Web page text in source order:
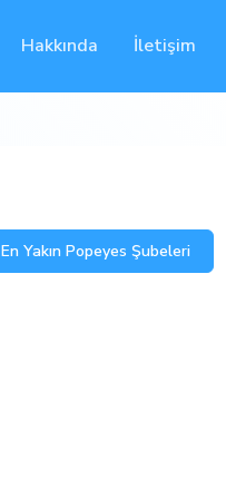
Hakkında İletişim
En Yakın Popeyes Şubeleri